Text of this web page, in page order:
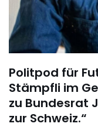
Politpod für
Stämpfli im
zu Bundesrat
zur Schweiz.“